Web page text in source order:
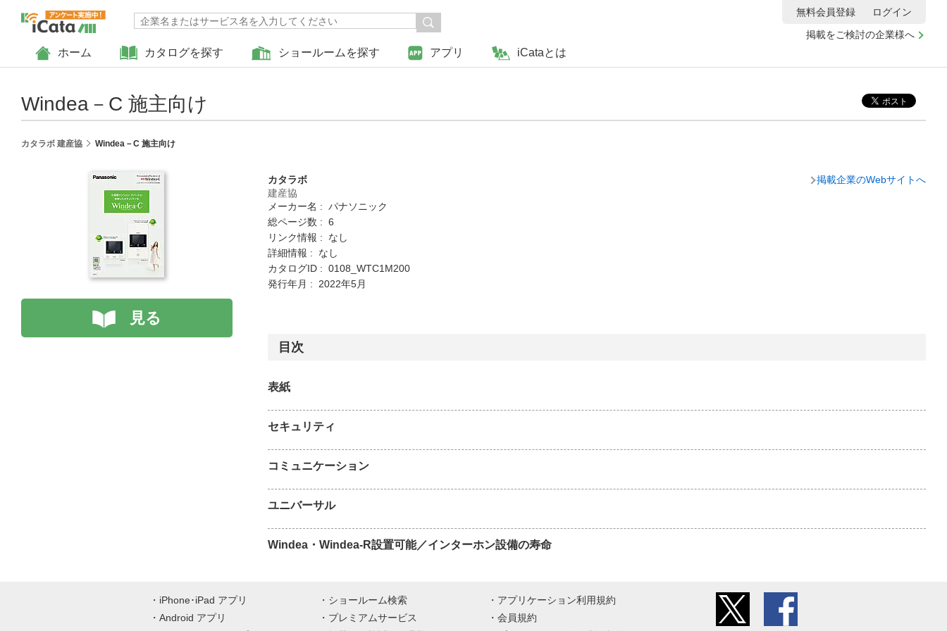
ホーム カタログを探す ショールームを探す アプリ iCataとは
掲載をご検討の企業様へ
無料会員登録 ログイン
Windea－C 施主向け
カタラボ 建産協 Windea－C 施主向け
見る
カタラボ
建産協
メーカー名 : パナソニック
総ページ数 : 6
リンク情報 : なし
詳細情報 : なし
カタログID : 0108_WTC1M200
発行年月 : 2022年5月
掲載企業のWebサイトへ
目次
表紙
セキュリティ
コミュニケーション
ユニバーサル
Windea・Windea-R設置可能／インターホン設備の寿命
iPhone･iPad アプリ
Android アプリ
ショールーム検索
プレミアムサービス
アプリケーション利用規約
会員規約